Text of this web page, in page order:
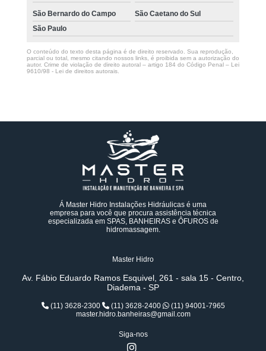
São Bernardo do Campo
São Caetano do Sul
São Paulo
O conteúdo do texto desta página é de direito reservado. Sua reprodução,
parcial ou total, mesmo citando nossos links, é proibida sem a autorização do
autor. Crime de violação de direito autoral – artigo 184 do Código Penal – Lei
9610/98 - Lei de direitos autorais.
Á Master Hidro Instalações Hidráulicas é uma
empresa para você que procura assistência técnica
especializada em SPAS, BANHEIRAS e ÔFUROS de
hidromassagem.
Master Hidro
Av. Fábio Eduardo Ramos Esquivel, 261 - sala 15 - Centro,
Diadema - SP
(11) 3628-2300 (11) 3628-2400
(11) 94001-7965
master.hidro.banheiras@gmail.com
Siga-nos